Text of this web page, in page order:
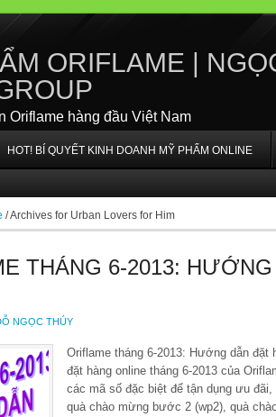
ORIFLAME |
Oriflame hàng đầu Việt Nam
HOT! BÍ QUYẾT KINH DOANH MỸ PHẨM ONLINE
/Archives for Urban Lovers for Him
THÁNG 6-2013:
NGỌC THÚY
Oriflame tháng 6-2013: Hướng dẫn
đặt hàng online tháng 6-2013 của
các mã số đặc biệt để tận dụng ưu
quà chào mừng bước 2 (wp2), quà